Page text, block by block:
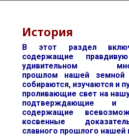
История
В этот раздел
содержащие
удивительном
прошлом нашей земной
собираются, изучаются и
проливающие свет на
подтверждающие и
содержащие
косвенные
славного прошлого нашей